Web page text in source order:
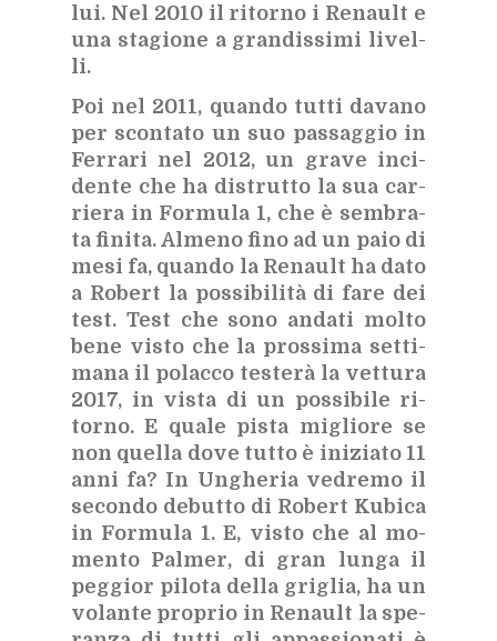
lui. Nel 2010 il ri­tor­no i Re­nault e
una sta­gio­ne a gran­dis­si­mi li­vel­
li.
Poi nel 2011, quan­do tut­ti da­va­no
per scon­ta­to un suo pas­sag­gio in
Fer­ra­ri nel 2012, un gra­ve in­ci­
den­te che ha di­strut­to la sua car­
rie­ra in For­mu­la 1, che è sem­bra­
ta fi­ni­ta. Al­me­no fino ad un paio di
mesi fa, quan­do la Re­nault ha dato
a Ro­bert la pos­si­bi­li­tà di fare dei
test. Test che sono an­da­ti mol­to
bene vi­sto che la pros­si­ma set­ti­
ma­na il po­lac­co te­ste­rà la vet­tu­ra
2017, in vi­sta di un pos­si­bi­le ri­
tor­no. E qua­le pi­sta mi­glio­re se
non quel­la dove tut­to è ini­zia­to 11
anni fa? In Un­ghe­ria ve­dre­mo il
se­con­do de­but­to di Ro­bert Ku­bi­ca
in For­mu­la 1. E, vi­sto che al mo­
men­to Pal­mer, di gran lun­ga il
peg­gior pi­lo­ta del­la gri­glia, ha un
vo­lan­te pro­prio in Re­nault la spe­